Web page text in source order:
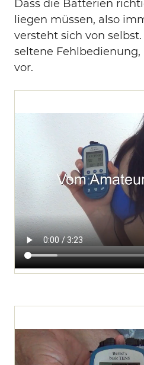
Dass die Batterien
liegen müssen, also
versteht sich von
seltene
vor.